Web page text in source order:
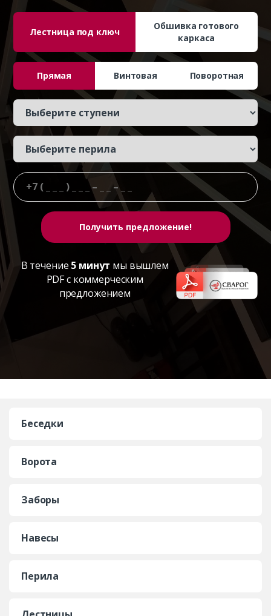
Лестница под ключ
Обшивка готового
каркаса
Прямая Винтовая Поворотная
В течение 5 минут мы вышлем
PDF с коммерческим
предложением
Беседки
Ворота
Заборы
Навесы
Перила